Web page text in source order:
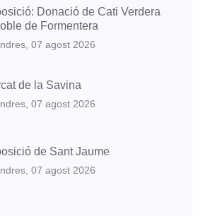
Donació de Cati Verdera
de Formentera
07 agost 2026
de la Savina
07 agost 2026
de Sant Jaume
07 agost 2026